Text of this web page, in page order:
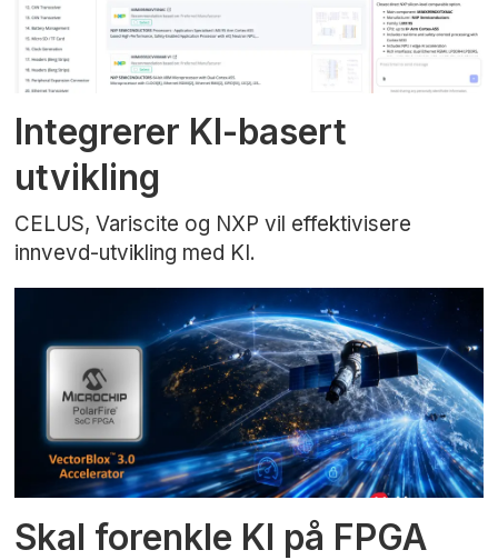
Integrerer KI-basert
utvikling
CELUS, Variscite og NXP vil effektivisere
innvevd-utvikling med KI.
Skal forenkle KI på FPGA